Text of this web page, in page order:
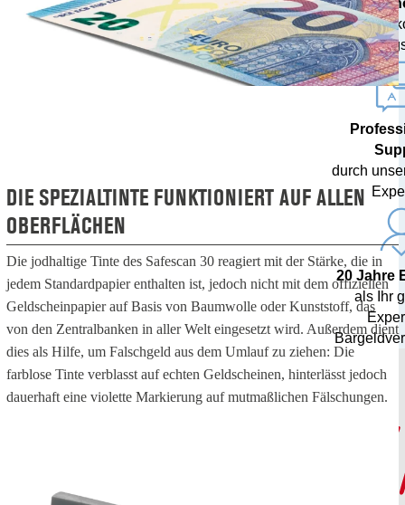
DIE SPEZIALTINTE FUNKTIONIERT AUF ALLEN
OBERFLÄCHEN
Die jodhaltige Tinte des Safescan 30 reagiert mit der Stärke, die in
jedem Standardpapier enthalten ist, jedoch nicht mit dem offiziellen
Geldscheinpapier auf Basis von Baumwolle oder Kunststoff, das
von den Zentralbanken in aller Welt eingesetzt wird. Außerdem dient
dies als Hilfe, um Falschgeld aus dem Umlauf zu ziehen: Die
farblose Tinte verblasst auf echten Geldscheinen, hinterlässt jedoch
dauerhaft eine violette Markierung auf mutmaßlichen Fälschungen.
inklusive
durch
20 Jahre
als Ihr